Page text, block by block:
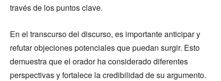
través de los puntos clave.
En el transcurso del discurso, es importante anticipar y
refutar objeciones potenciales que puedan surgir. Esto
demuestra que el orador ha considerado diferentes
perspectivas y fortalece la credibilidad de su argumento.